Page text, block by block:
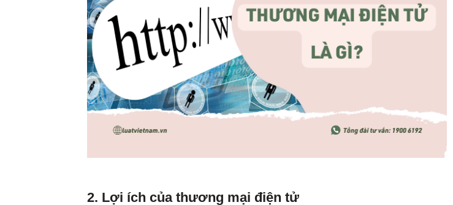
2. Lợi ích của thương mại điện tử